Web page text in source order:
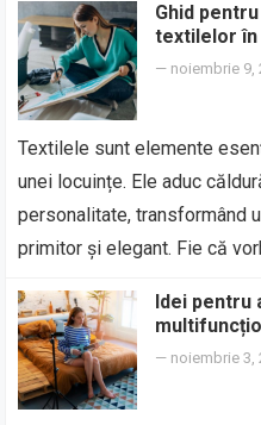
Ghid
textilelor
— noiembrie 9,
Textilele sunt elemente
unei locuințe. Ele aduc
personalitate, transformând
primitor și elegant. Fie că
Idei pentru
— noiembrie 3,